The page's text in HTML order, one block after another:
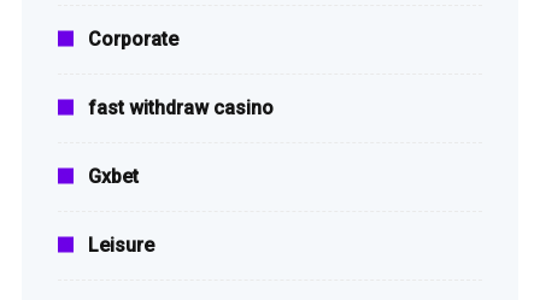
Corporate
fast withdraw casino
Gxbet
Leisure